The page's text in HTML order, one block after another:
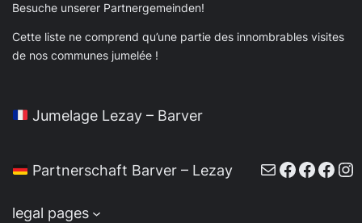
Besuche unserer Partnergemeinden!
Cette liste ne comprend qu’une partie des innombrables visites
de nos communes jumelée !
Jumelage Lezay – Barver
Partnerschaft Barver – Lezay E-Mail
legal pages